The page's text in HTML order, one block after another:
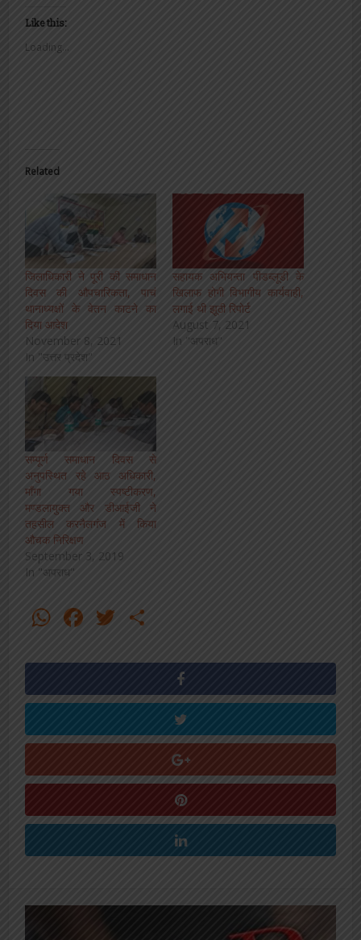
Like this:
Loading...
Related
जिलाधिकारी ने पूरी की समाधान
दिवस की औपचारिकता, पाचं
थानाध्यक्षों के वेतन काटने का
दिया आदेश
November 8, 2021
In "उत्तर प्रदेश"
सहायक अभियन्ता पीडब्लूडी के
खिलाफ होगी विभागीय कार्यवाही,
लगाई थी झूठी रिपोर्ट
August 7, 2021
In "अपराध"
सम्पूर्ण समाधान दिवस से
अनुपस्थित रहे आठ अधिकारी,
माँगा गया स्पष्टीकरण,
मण्डलायुक्त और डीआईजी ने
तहसील करनैलगंज में किया
औचक निरिक्षण
September 3, 2019
In "अपराध"
WhatsApp
Facebook
Twitter